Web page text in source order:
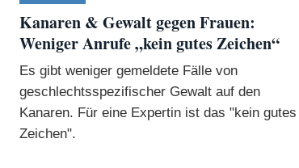
Kanaren & Gewalt gegen Frauen:
Weniger Anrufe „kein gutes Zeichen“
Es gibt weniger gemeldete Fälle von
geschlechtsspezifischer Gewalt auf den
Kanaren. Für eine Expertin ist das "kein gutes
Zeichen".